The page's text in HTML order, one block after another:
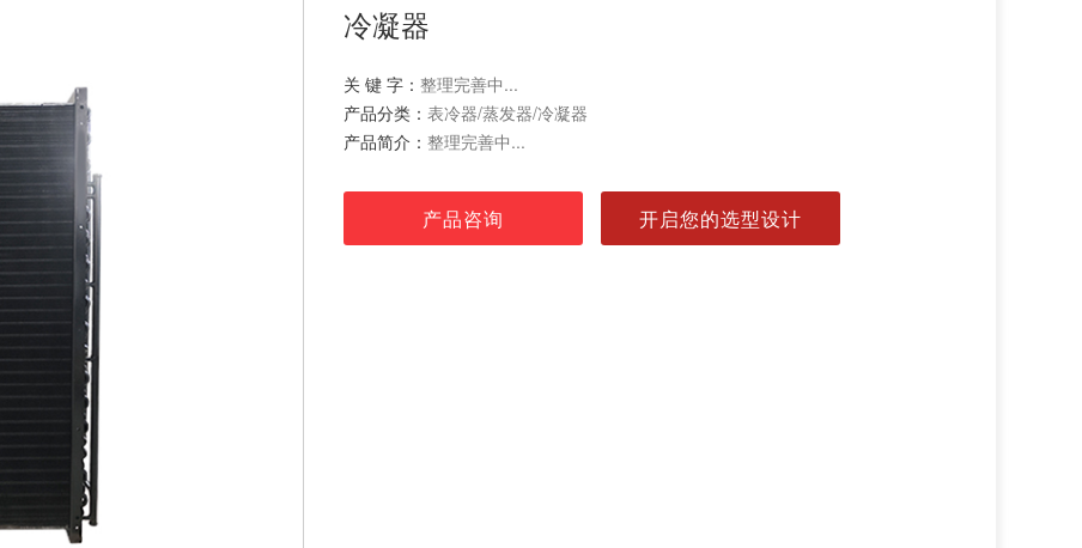
冷凝器
关 键 字： 整理完善中...
产品分类： 表冷器/蒸发器/冷凝器
产品简介： 整理完善中...
产品咨询 开启您的选型设计